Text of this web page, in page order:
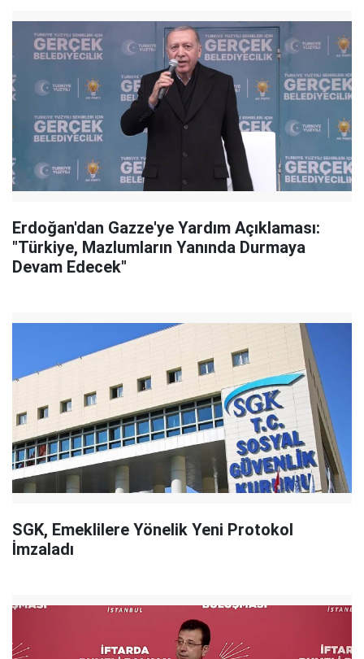
Erdoğan'dan Gazze'ye Yardım Açıklaması:
"Türkiye, Mazlumların Yanında Durmaya
Devam Edecek"
SGK, Emeklilere Yönelik Yeni Protokol
İmzaladı